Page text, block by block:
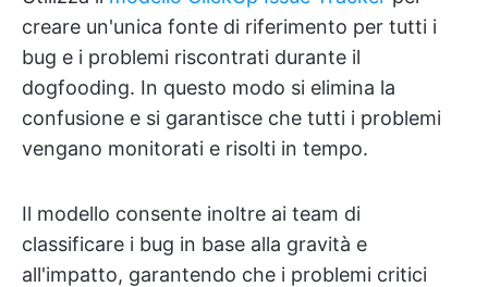
creare un'unica fonte di riferimento per tutti i
bug e i problemi riscontrati durante il
dogfooding. In questo modo si elimina la
confusione e si garantisce che tutti i problemi
vengano monitorati e risolti in tempo.
Il modello consente inoltre ai team di
classificare i bug in base alla gravità e
all'impatto, garantendo che i problemi critici